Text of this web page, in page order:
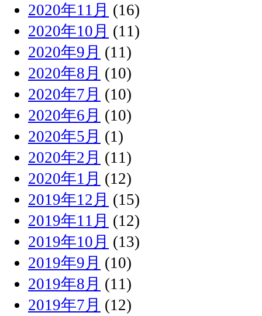
2020年11月 (16)
2020年10月 (11)
2020年9月 (11)
2020年8月 (10)
2020年7月 (10)
2020年6月 (10)
2020年5月 (1)
2020年2月 (11)
2020年1月 (12)
2019年12月 (15)
2019年11月 (12)
2019年10月 (13)
2019年9月 (10)
2019年8月 (11)
2019年7月 (12)